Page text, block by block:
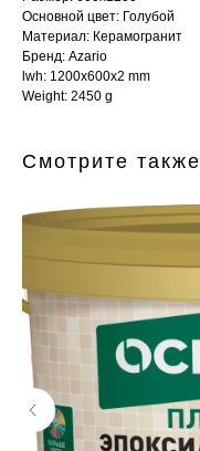
Основной цвет: Голубой
Материал: Керамогранит
Бренд: Azario
lwh: 1200x600x2 mm
Weight: 2450 g
Смотрите также